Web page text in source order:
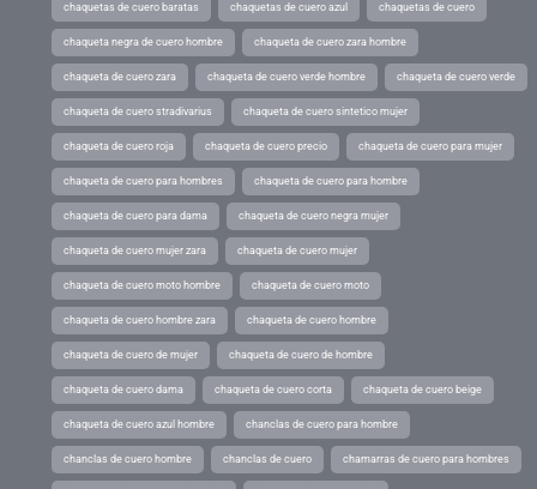
chaquetas de cuero baratas chaquetas de cuero azul chaquetas de cuero
chaqueta negra de cuero hombre chaqueta de cuero zara hombre
chaqueta de cuero zara chaqueta de cuero verde hombre chaqueta de cuero verde
chaqueta de cuero stradivarius chaqueta de cuero sintetico mujer
chaqueta de cuero roja chaqueta de cuero precio chaqueta de cuero para mujer
chaqueta de cuero para hombres chaqueta de cuero para hombre
chaqueta de cuero para dama chaqueta de cuero negra mujer
chaqueta de cuero mujer zara chaqueta de cuero mujer
chaqueta de cuero moto hombre chaqueta de cuero moto
chaqueta de cuero hombre zara chaqueta de cuero hombre
chaqueta de cuero de mujer chaqueta de cuero de hombre
chaqueta de cuero dama chaqueta de cuero corta chaqueta de cuero beige
chaqueta de cuero azul hombre chanclas de cuero para hombre
chanclas de cuero hombre chanclas de cuero chamarras de cuero para hombres